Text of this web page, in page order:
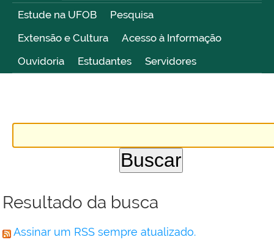
Estude na UFOB
Pesquisa
Extensão e Cultura
Acesso à Informação
Ouvidoria
Estudantes Servidores
Resultado da busca
Assinar um RSS sempre atualizado.